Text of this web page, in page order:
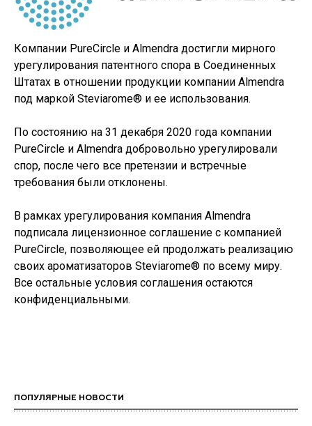
Компании PureCircle и Almendra достигли мирного
урегулирования патентного спора в Соединенных
Штатах в отношении продукции компании Almendra
под маркой Steviarome® и ее использования.
По состоянию на 31 декабря 2020 года компании
PureCircle и Almendra добровольно урегулировали
спор, после чего все претензии и встречные
требования были отклонены.
В рамках урегулирования компания Almendra
подписала лицензионное соглашение с компанией
PureCircle, позволяющее ей продолжать реализацию
своих ароматизаторов Steviarome® по всему миру.
Все остальные условия соглашения остаются
конфиденциальными.
ПОПУЛЯРНЫЕ НОВОСТИ